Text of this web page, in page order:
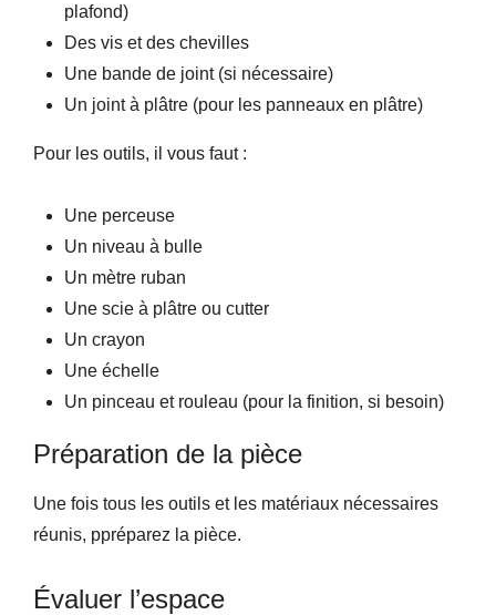
plafond)
Des vis et des chevilles
Une bande de joint(si nécessaire)
Un joint à plâtre (pour les panneaux en plâtre)
Pour les outils, il vous faut :
Une perceuse
Un niveau à bulle
Un mètre ruban
Une scie à plâtre ou cutter
Un crayon
Une échelle
Un pinceau et rouleau (pour la finition, si besoin)
Préparation de la pièce
Une fois tous les outils et les matériaux nécessaires
réunis, ppréparez la pièce.
Évaluer l’espace